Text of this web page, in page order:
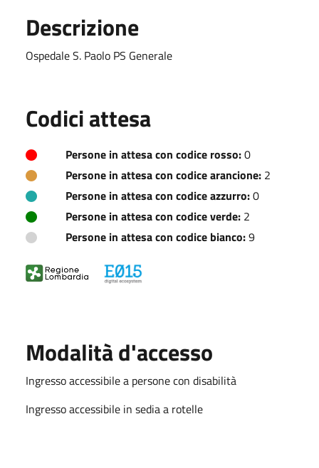
Descrizione
Ospedale S. Paolo PS Generale
Codici attesa
Persone in attesa con codice rosso:0
Persone in attesa con codice arancione: 2
Persone in attesa con codice azzurro:0
Persone in attesa con codice verde: 2
Persone in attesa con codice bianco:9
Modalità d'accesso
Ingresso accessibile a persone con disabilità
Ingresso accessibile in sedia a rotelle